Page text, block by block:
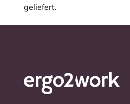
geliefert.